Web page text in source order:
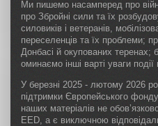
Ми пишемо насамперед про
про Збройні сили та їх
силовиків і ветеранів,
переселенців та їх проблеми;
Донбасі й окупованих теренах;
оминаємо інші варті уваги події в
У березні 2025 - лютому 2026
підтримки Європейського
наших матеріалів не
EED, а є виключною